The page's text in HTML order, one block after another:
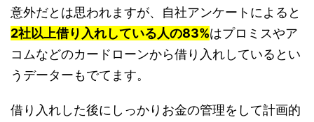
意外だとは思われますが、自社アンケートによると
2社以上借り入れしている人の83%はプロミスやア
コムなどのカードローンから借り入れしているとい
うデーターもでてます。
借り入れした後にしっかりお金の管理をして計画的